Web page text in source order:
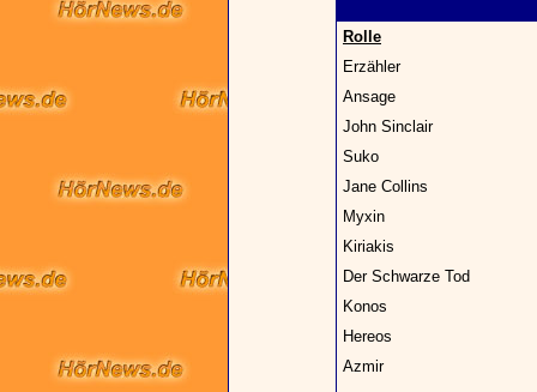
Rolle
Erzähler
Ansage
John Sinclair
Suko
Jane Collins
Myxin
Kiriakis
Der Schwarze Tod
Konos
Hereos
Azmir